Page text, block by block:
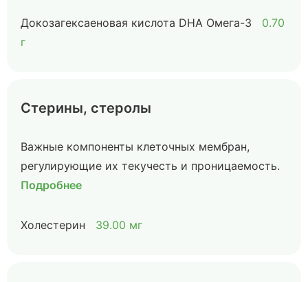
Докозагексаеновая кислота DHA Омега-3
0.70
г
Стерины, стеролы
Важные компоненты клеточных мембран,
регулирующие их текучесть и проницаемость.
Подробнее
Холестерин 39.00 мг